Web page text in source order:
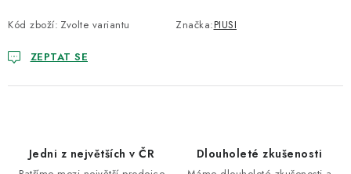
Kód zboží: Zvolte variantu Značka:PIUSI
ZEPTAT SE
Jedni z největších v ČR Dlouholeté zkušenosti